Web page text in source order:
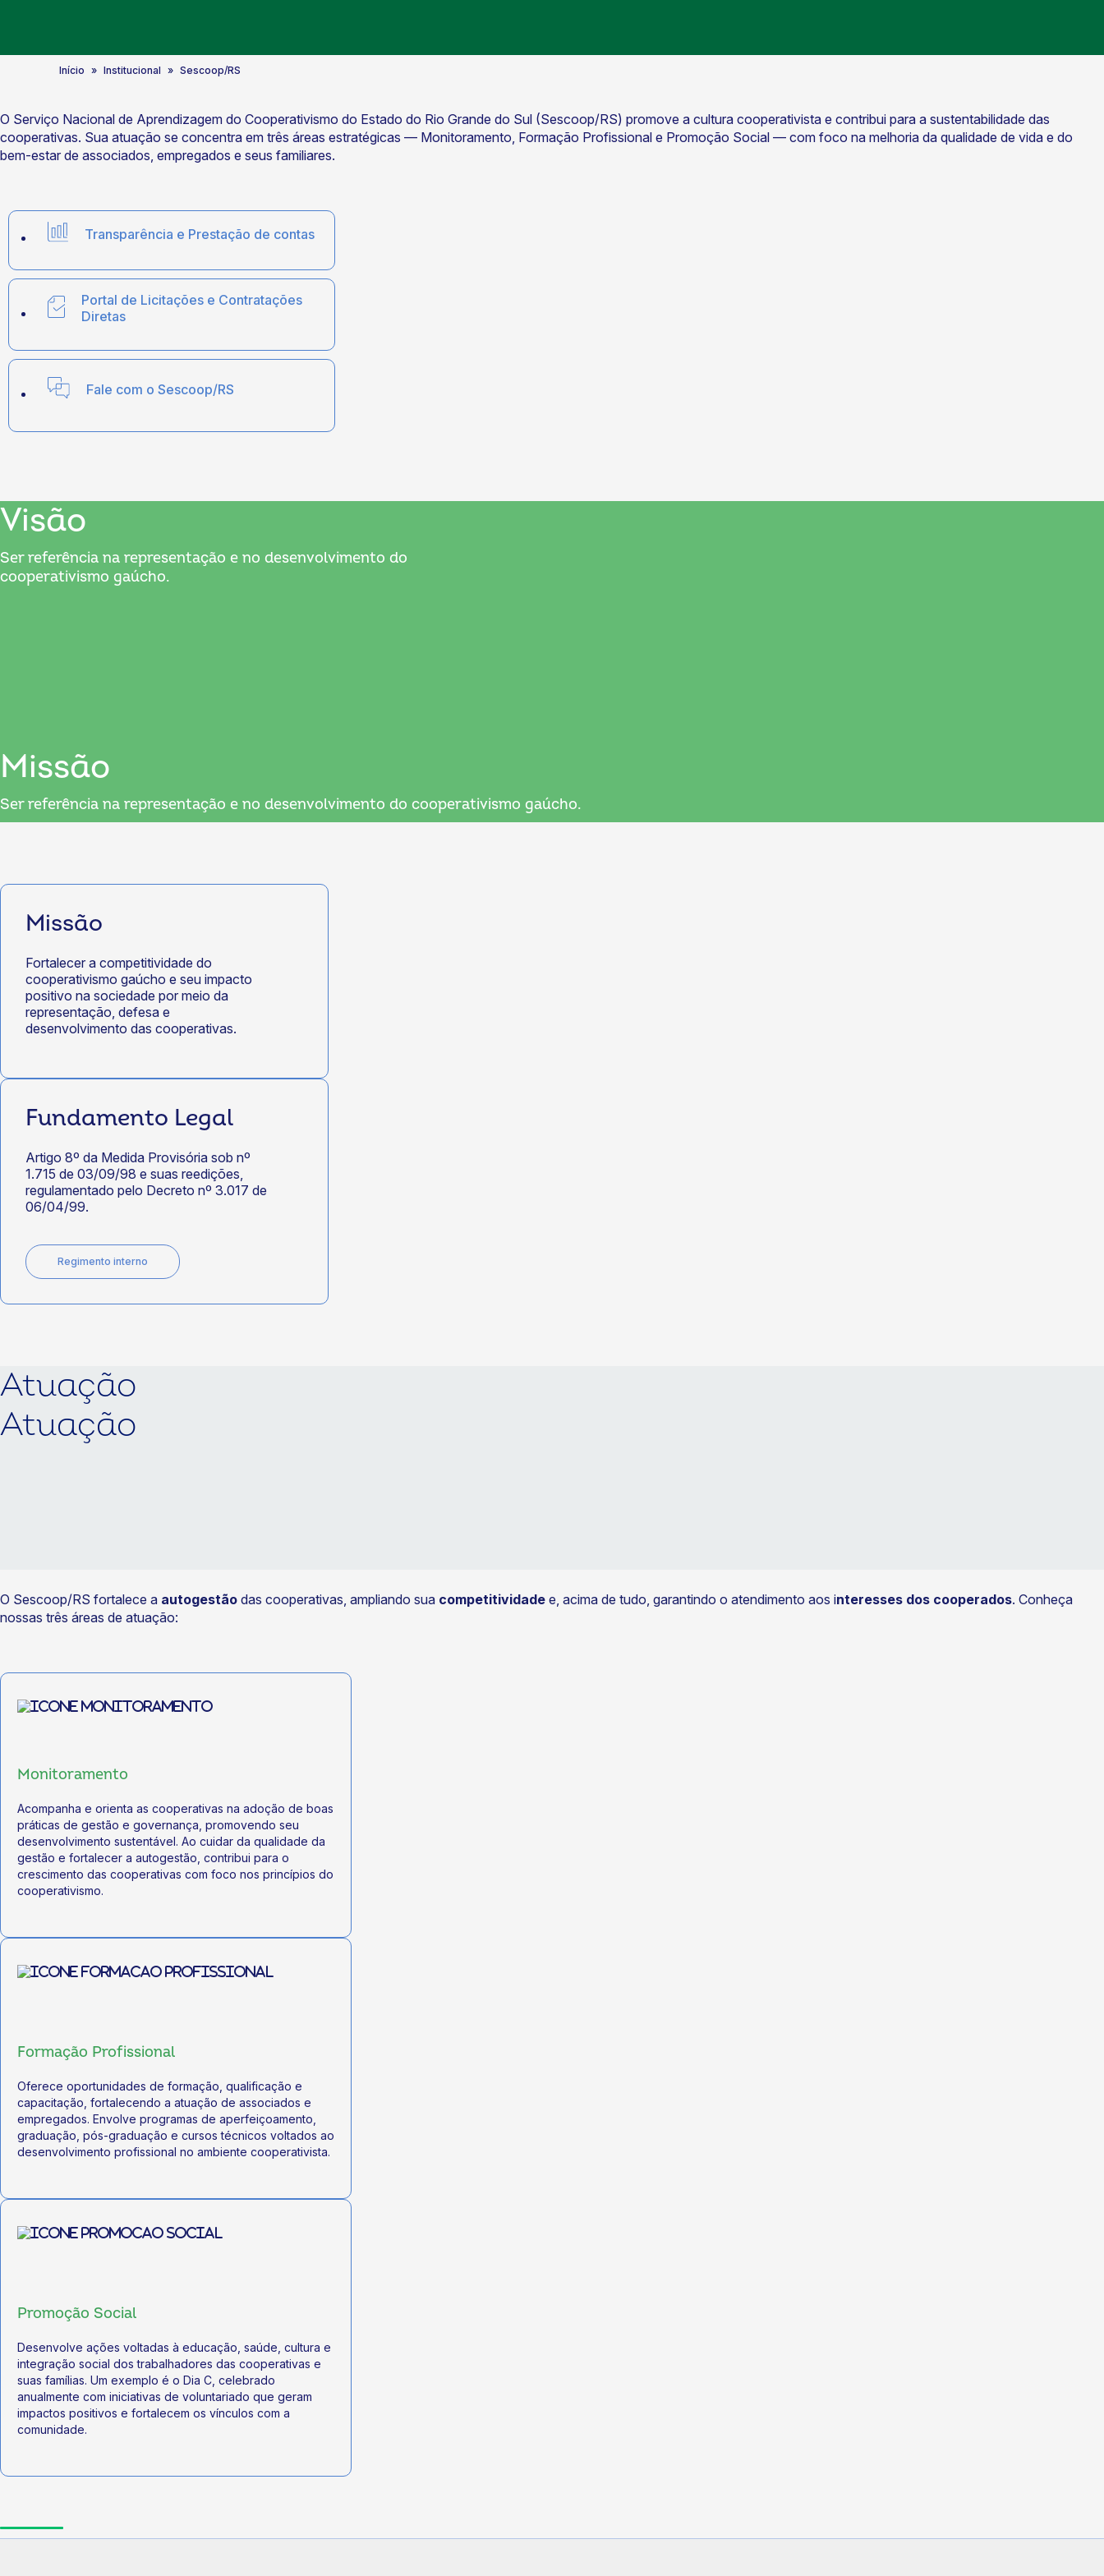
Início Institucional Sescoop/RS
O Serviço Nacional de Aprendizagem do Cooperativismo do Estado do Rio Grande do Sul (Sescoop/RS) promove a cultura cooperativista e contribui para a sustentabilidade das
cooperativas. Sua atuação se concentra em três áreas estratégicas — Monitoramento, Formação Profissional e Promoção Social — com foco na melhoria da qualidade de vida e do
bem-estar de associados, empregados e seus familiares.
Transparência e Prestação de contas
Portal de Licitações e Contratações
Diretas
Fale com o Sescoop/RS
Visão
Ser referência na representação e no desenvolvimento do
cooperativismo gaúcho.
Missão
Ser referência na representação e no desenvolvimento do cooperativismo gaúcho.
Missão
Fortalecer a competitividade do
cooperativismo gaúcho e seu impacto
positivo na sociedade por meio da
representação, defesa e
desenvolvimento das cooperativas.
Fundamento Legal
Artigo 8º da Medida Provisória sob nº
1.715 de 03/09/98 e suas reedições,
regulamentado pelo Decreto nº 3.017 de
06/04/99.
Regimento interno
Atuação
Atuação
O Sescoop/RS fortalece a autogestão das cooperativas, ampliando sua competitividade e, acima de tudo, garantindo o atendimento aos interesses dos cooperados. Conheça
nossas três áreas de atuação:
Monitoramento
Acompanha e orienta as cooperativas na adoção de boas
práticas de gestão e governança, promovendo seu
desenvolvimento sustentável. Ao cuidar da qualidade da
gestão e fortalecer a autogestão, contribui para o
crescimento das cooperativas com foco nos princípios do
cooperativismo.
Formação Profissional
Oferece oportunidades de formação, qualificação e
capacitação, fortalecendo a atuação de associados e
empregados. Envolve programas de aperfeiçoamento,
graduação, pós-graduação e cursos técnicos voltados ao
desenvolvimento profissional no ambiente cooperativista.
Promoção Social
Desenvolve ações voltadas à educação, saúde, cultura e
integração social dos trabalhadores das cooperativas e
suas famílias. Um exemplo é o Dia C, celebrado
anualmente com iniciativas de voluntariado que geram
impactos positivos e fortalecem os vínculos com a
comunidade.